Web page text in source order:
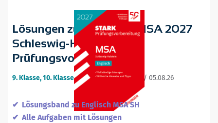
Lösungen zu Englisch - MSA 2027
Schleswig-Holstein -
Prüfungsvorbereitung
9. Klasse, 10. Klasse•14. ergänzte Auflage / 05.08.26
Lösungsband zu Englisch MSA SH
Alle Aufgaben mit Lösungen